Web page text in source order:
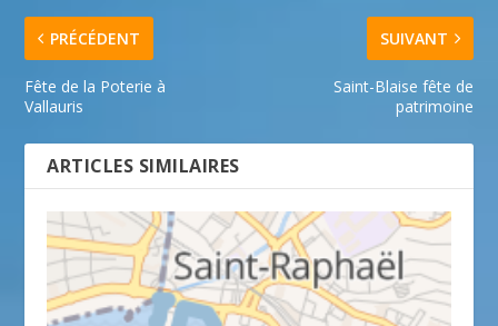
PRÉCÉDENT
Fête de la Poterie à
Vallauris
SUIVANT
Saint-Blaise fête de
patrimoine
ARTICLES SIMILAIRES